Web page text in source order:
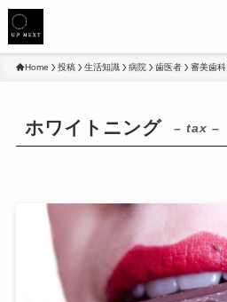
Home 投稿 生活知識 病院 歯医者 審美歯科
ホワイトニング – tax –